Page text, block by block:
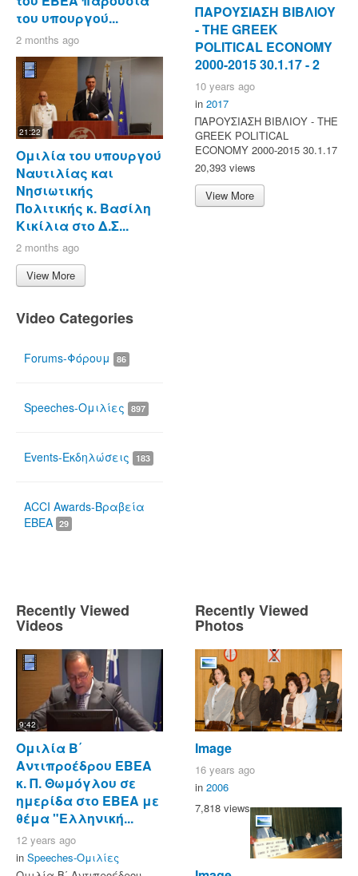
του υπουργού...
2 months ago
21:22
Ομιλία του υπουργού
Ναυτιλίας και
Νησιωτικής
Πολιτικής κ. Βασίλη
Κικίλια στο Δ.Σ...
2 months ago
View More
Video Categories
Forums-Φόρουμ 86
Speeches-Ομιλίες 897
Events-Εκδηλώσεις 183
ACCI Awards-Βραβεία
ΕΒΕΑ 29
ΠΑΡΟΥΣΙΑΣΗ ΒΙΒΛΙΟΥ
- ΤΗΕ GREEK
POLITICAL ECONOMY
2000-2015 30.1.17 - 2
10 years ago
in 2017
ΠΑΡΟΥΣΙΑΣΗ ΒΙΒΛΙΟΥ - ΤΗΕ
GREEK POLITICAL
ECONOMY 2000-2015 30.1.17
20,393 views
View More
Recently Viewed
Videos
9:42
Ομιλία Β΄
Αντιπροέδρου ΕΒΕΑ
κ. Π. Θωμόγλου σε
ημερίδα στο ΕΒΕΑ με
θέμα "Ελληνική...
12 years ago
in Speeches-Ομιλίες
Recently Viewed
Photos
Image
16 years ago
in 2006
7,818 views